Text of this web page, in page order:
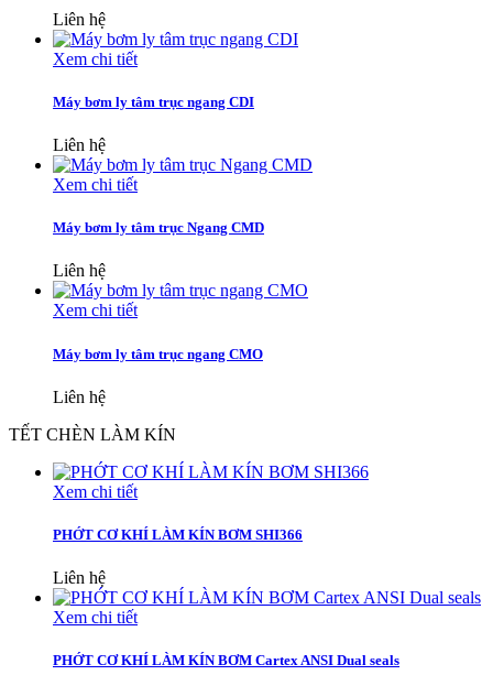
Liên hệ
Xem chi tiết
Máy bơm ly tâm trục ngang CDI
Liên hệ
Xem chi tiết
Máy bơm ly tâm trục Ngang CMD
Liên hệ
Xem chi tiết
Máy bơm ly tâm trục ngang CMO
Liên hệ
TẾT CHÈN LÀM KÍN
Xem chi tiết
PHỚT CƠ KHÍ LÀM KÍN BƠM SHI366
Liên hệ
Xem chi tiết
PHỚT CƠ KHÍ LÀM KÍN BƠM Cartex ANSI Dual seals